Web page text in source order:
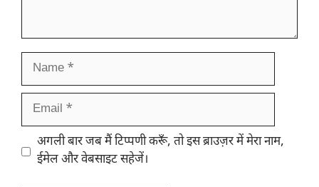
Name
Email
Website
अगली बार जब मैं टिप्पणी करूँ, तो इस ब्राउज़र में मेरा नाम,
ईमेल और वेबसाइट सहेजें।